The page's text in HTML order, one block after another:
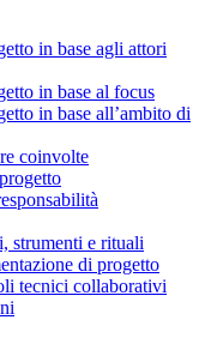
in base agli attori
in base al focus
in base all’ambito di
coinvolte
strumenti e rituali
di progetto
tecnici collaborativi